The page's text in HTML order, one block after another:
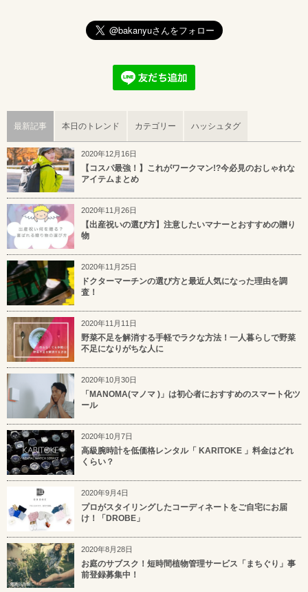
最新記事 本日のトレンド カテゴリー ハッシュタグ
2020年12月16日
【コスパ最強！】これがワークマン!?今必見のおしゃれな
アイテムまとめ
2020年11月26日
【出産祝いの選び方】注意したいマナーとおすすめの贈り
物
2020年11月25日
ドクターマーチンの選び方と最近人気になった理由を調
査！
2020年11月11日
野菜不足を解消する手軽でラクな方法！一人暮らしで野菜
不足になりがちな人に
2020年10月30日
「MANOMA(マノマ )」は初心者におすすめのスマート化ツ
ール
2020年10月7日
高級腕時計を低価格レンタル「 KARITOKE 」料金はどれ
くらい？
2020年9月4日
プロがスタイリングしたコーディネートをご自宅にお届
け！「DROBE」
2020年8月28日
お庭のサブスク！短時間植物管理サービス「まちぐり」事
前登録募集中！